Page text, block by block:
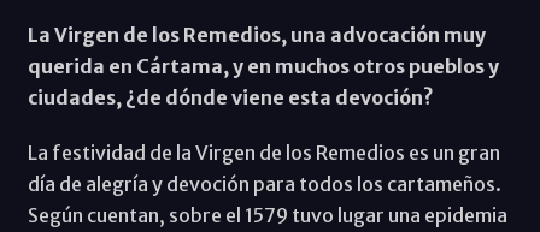
La Virgen de los Remedios, una advocación muy
querida en Cártama, y en muchos otros pueblos y
ciudades, ¿de dónde viene esta devoción?
La festividad de la Virgen de los Remedios es un gran
día de alegría y devoción para todos los cartameños.
Según cuentan, sobre el 1579 tuvo lugar una epidemia